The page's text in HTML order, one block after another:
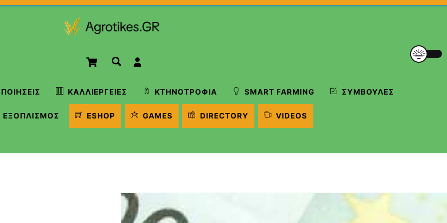
Cart Αναζήτηση
ΚΑΛΛΙΈΡΓΕΙΕΣ ΚΤΗΝΟΤΡΟΦΊΑ SMART FARMING ΣΥΜΒΟΥΛΈΣ
ΕΞΟΠΛΙΣΜΌΣ ESHOP GAMES DIRECTORY VIDEOS